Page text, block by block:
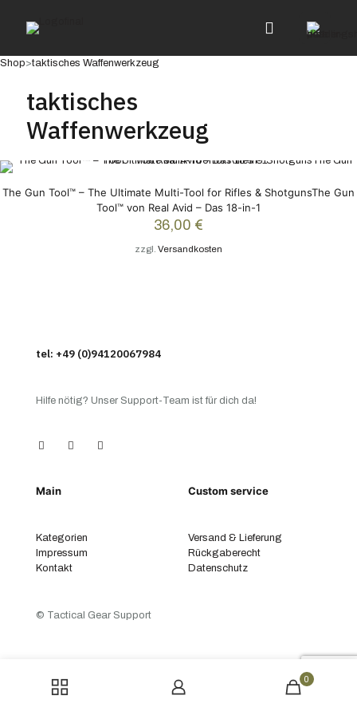
Shop>taktisches Waffenwerkzeug
taktisches
Waffenwerkzeug
The Gun Tool™ – The Ultimate Multi-Tool for Rifles & ShotgunsThe Gun
Tool™ von Real Avid – Das 18-in-1
36,00 €
zzgl. Versandkosten
tel: +49 (0)94120067984
Hilfe nötig? Unser Support-Team ist für dich da!
Main
Kategorien
Impressum
Kontakt
Custom service
Versand & Lieferung
Rückgaberecht
Datenschutz
© Tactical Gear Support
0